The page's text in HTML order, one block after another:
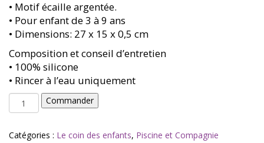
était :
14,00 €.
est :
9,80 €.
• Motif écaille argentée.
• Pour enfant de 3 à 9 ans
• Dimensions: 27 x 15 x 0,5 cm
Composition et conseil d’entretien
• 100% silicone
• Rincer à l’eau uniquement
quantité
de
de
Commander
Catégories : Le coin des enfants, Piscine et Compagnie